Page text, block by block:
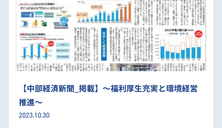
【中部経済新聞_掲載】～福利厚生充実と環境経営
推進～
2023.10.30